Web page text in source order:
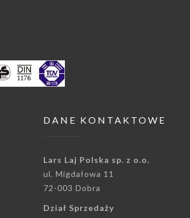
DANE KONTAKTOWE
Lars Laj Polska sp. z o.o.
ul. Migdałowa 11
72-003 Dobra
Dział Sprzedaży